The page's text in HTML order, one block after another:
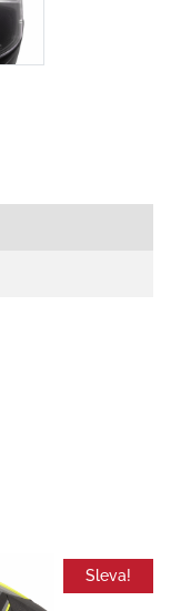
Sleva!